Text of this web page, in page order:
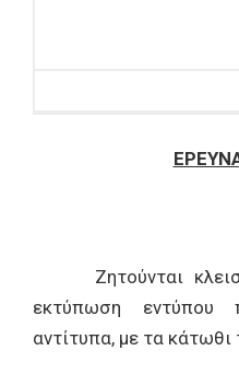
Ζητούνται
εκτύπωση
αντίτυπα, με τα κάτωθι